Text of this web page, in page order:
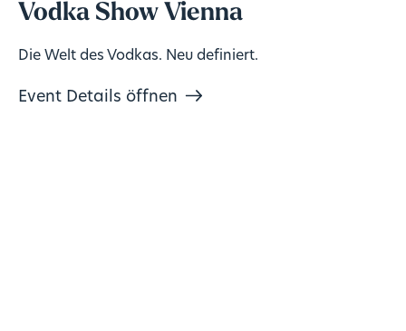
Vodka Show Vienna
Die Welt des Vodkas. Neu definiert.
Event Details öffnen